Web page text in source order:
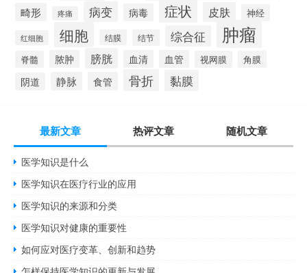
畸形 疼痛 病变 病毒 症状 皮肤 神经
红细胞 细胞 结膜 结节 综合征 肿瘤
脊髓 脓肿 膀胱 血清 血管 视网膜 角膜
阴道 静脉 食管 骨折 黏膜
最新文章 热评文章 随机文章
医学知识是什么
医学知识在医疗行业的应用
医学知识的来源和分类
医学知识对健康的重要性
如何应对医疗变革、创新和趋势